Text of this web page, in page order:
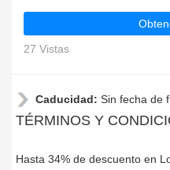
27 Vistas
Caducidad: Sin fecha de
TÉRMINOS Y
Hasta 34% de descuento en